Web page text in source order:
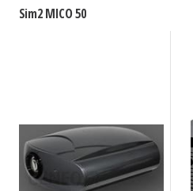
Sim2 MICO 50